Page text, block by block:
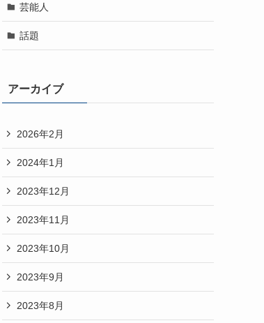
芸能人
話題
アーカイブ
2026年2月
2024年1月
2023年12月
2023年11月
2023年10月
2023年9月
2023年8月